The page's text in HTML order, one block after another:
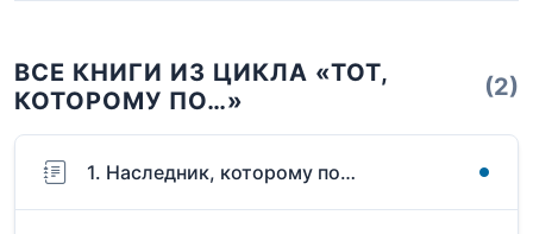
ВСЕ КНИГИ ИЗ ЦИКЛА «ТОТ,
КОТОРОМУ ПО…»
(2)
1. Наследник, которому по…